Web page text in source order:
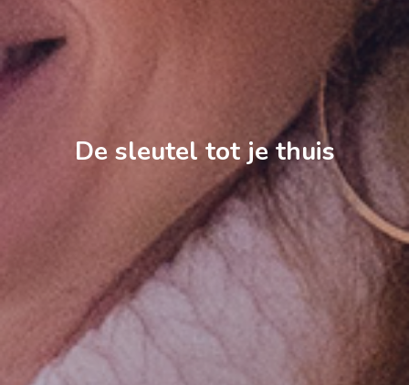
De sleutel tot je thuis